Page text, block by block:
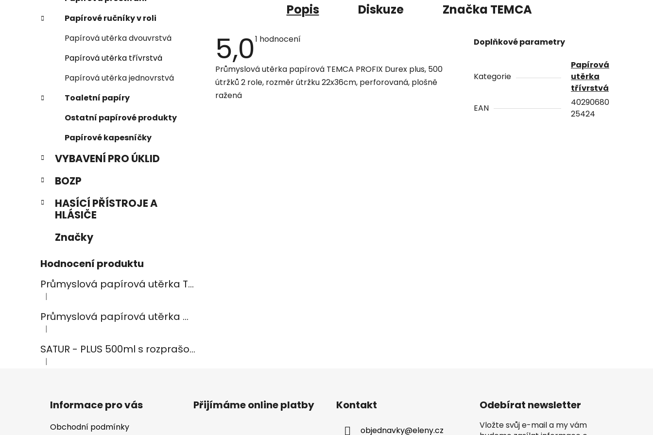
Papírové ručníky v roli
Papírová utěrka dvouvrstvá
Papírová utěrka třívrstvá
Papírová utěrka jednovrstvá
Toaletní papíry
Ostatní papírové produkty
Papírové kapesníčky
VYBAVENÍ PRO ÚKLID
BOZP
HASÍCÍ PŘÍSTROJE A
HLÁSIČE
Značky
Hodnocení produktu
Průmyslová papírová utěrka TEMCA PROFIX Durex plus - 2ks
Hodnocení produktu je 5 z 5 hvězdiček.
|
Průmyslová papírová utěrka CELTEX Smart White 800, šířka 24cm, 2vrstvy
Hodnocení produktu je 5 z 5 hvězdiček.
|
SATUR - PLUS 500ml s rozprašovačem na koupelny
Hodnocení produktu je 5 z 5 hvězdiček.
|
Popis Diskuze Značka TEMCA
5,0Průměrné
5,0
z
5
1 hodnocení
Průmyslová utěrka papírová TEMCA PROFIX Durex plus, 500
útržků 2 role, rozměr útržku 22x36cm, perforovaná, plošně
ražená
Doplňkové parametry
Kategorie
Papírová
utěrka
třívrstvá
EAN
40290680
25424
Informace pro vás
Obchodní podmínky
Přijímáme online platby Kontakt
objednavky@eleny.cz
Odebírat newsletter
Vložte svůj e-mail a my vám